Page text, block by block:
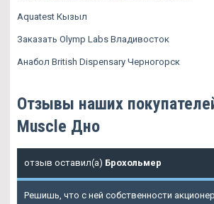
Aquatest Кызыл
Заказать Olymp Labs Владивосток
Анабол British Dispensary Черногорск
Отзывы наших
Muscle Дно
отзыв оставил(а) Брохольмер
Решишь, что с ней собственности